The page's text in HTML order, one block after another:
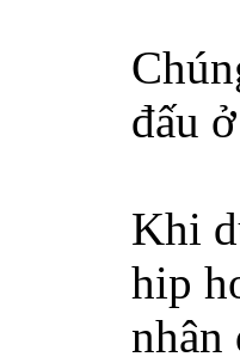
đấu
Khi
hip
nhân